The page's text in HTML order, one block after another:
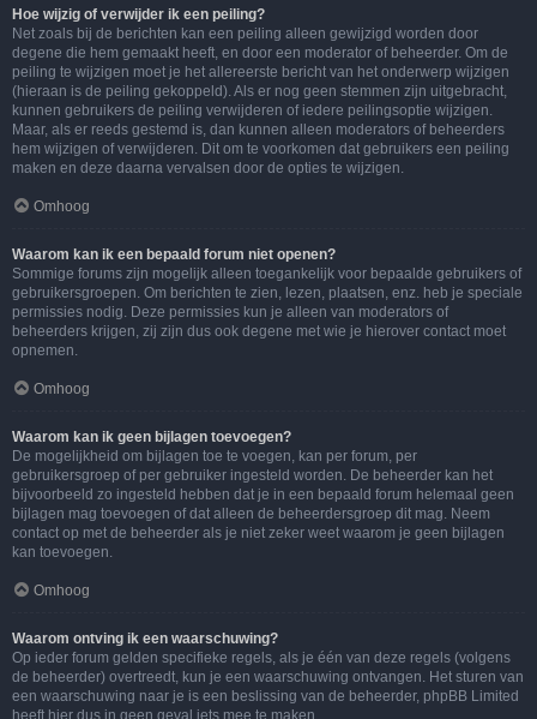
Hoe wijzig of verwijder ik een peiling?
Net zoals bij de berichten kan een peiling alleen gewijzigd worden door
degene die hem gemaakt heeft, en door een moderator of beheerder. Om de
peiling te wijzigen moet je het allereerste bericht van het onderwerp wijzigen
(hieraan is de peiling gekoppeld). Als er nog geen stemmen zijn uitgebracht,
kunnen gebruikers de peiling verwijderen of iedere peilingsoptie wijzigen.
Maar, als er reeds gestemd is, dan kunnen alleen moderators of beheerders
hem wijzigen of verwijderen. Dit om te voorkomen dat gebruikers een peiling
maken en deze daarna vervalsen door de opties te wijzigen.
Omhoog
Waarom kan ik een bepaald forum niet openen?
Sommige forums zijn mogelijk alleen toegankelijk voor bepaalde gebruikers of
gebruikersgroepen. Om berichten te zien, lezen, plaatsen, enz. heb je speciale
permissies nodig. Deze permissies kun je alleen van moderators of
beheerders krijgen, zij zijn dus ook degene met wie je hierover contact moet
opnemen.
Omhoog
Waarom kan ik geen bijlagen toevoegen?
De mogelijkheid om bijlagen toe te voegen, kan per forum, per
gebruikersgroep of per gebruiker ingesteld worden. De beheerder kan het
bijvoorbeeld zo ingesteld hebben dat je in een bepaald forum helemaal geen
bijlagen mag toevoegen of dat alleen de beheerdersgroep dit mag. Neem
contact op met de beheerder als je niet zeker weet waarom je geen bijlagen
kan toevoegen.
Omhoog
Waarom ontving ik een waarschuwing?
Op ieder forum gelden specifieke regels, als je één van deze regels (volgens
de beheerder) overtreedt, kun je een waarschuwing ontvangen. Het sturen van
een waarschuwing naar je is een beslissing van de beheerder, phpBB Limited
heeft hier dus in geen geval iets mee te maken.